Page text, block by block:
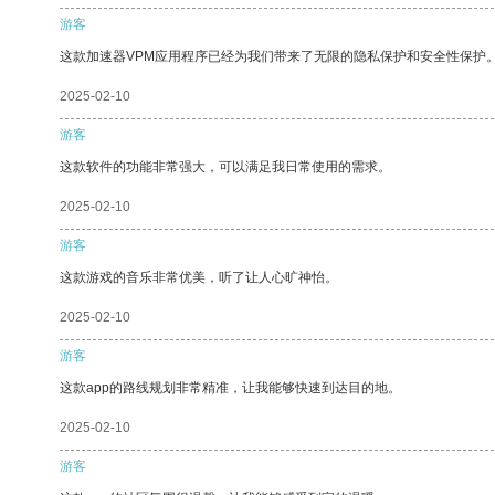
游客
这款加速器VPM应用程序已经为我们带来了无限的隐私保护和安全性保护
2025-02-10
游客
这款软件的功能非常强大，可以满足我日常使用的需求。
2025-02-10
游客
这款游戏的音乐非常优美，听了让人心旷神怡。
2025-02-10
游客
这款app的路线规划非常精准，让我能够快速到达目的地。
2025-02-10
游客